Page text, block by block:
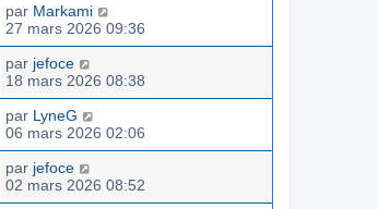
par Markami
27 mars 2026 09:36
par jefoce
18 mars 2026 08:38
par LyneG
06 mars 2026 02:06
par jefoce
02 mars 2026 08:52